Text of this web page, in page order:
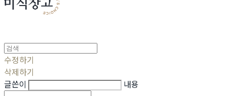
수정하기
삭제하기
글쓴이
내용